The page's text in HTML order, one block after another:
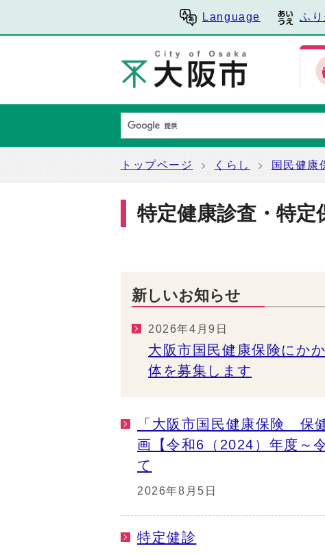
Language ふ
トップページ くらし 国民健康
特定健康診査・特定
新しいお知らせ
2026年4月9日
大阪市国民健康保険にか
体を募集します
「大阪市国民健康保険 保
画【令和6（2024）年度～
て
2026年8月5日
特定健診